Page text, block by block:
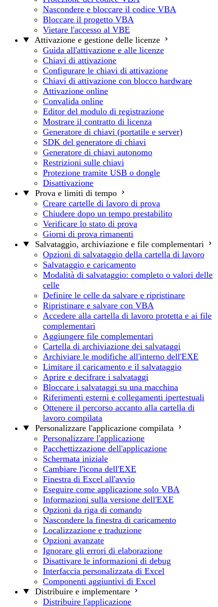
Nascondere e bloccare il codice VBA
Bloccare il progetto VBA
Vietare l'accesso al VBE
Attivazione e gestione delle licenze
Guida all'attivazione e alle licenze
Chiavi di attivazione
Configurare le chiavi di attivazione
Chiavi di attivazione con blocco hardware
Attivazione online
Convalida online
Editor del modulo di registrazione
Mostrare il contratto di licenza
Generatore di chiavi (portatile e server)
SDK del generatore di chiavi
Generatore di chiavi autonomo
Restrizioni sulle chiavi
Protezione tramite USB o dongle
Disattivazione
Prova e limiti di tempo
Creare cartelle di lavoro di prova
Chiudere dopo un tempo prestabilito
Verificare lo stato di prova
Giorni di prova rimanenti
Salvataggio, archiviazione e file complementari
Opzioni di salvataggio della cartella di lavoro
Salvataggio e caricamento
Modalità di salvataggio: completo o valori delle
celle
Definire le celle da salvare e ripristinare
Ripristinare e salvare con VBA
Accedere alla cartella di lavoro protetta e ai file
complementari
Aggiungere file complementari
Cartella di archiviazione dei salvataggi
Archiviare le modifiche all'interno dell'EXE
Limitare il caricamento e il salvataggio
Aprire e decifrare i salvataggi
Bloccare i salvataggi su una macchina
Riferimenti esterni e collegamenti ipertestuali
Ottenere il percorso accanto alla cartella di
lavoro compilata
Personalizzare l'applicazione compilata
Personalizzare l'applicazione
Pacchettizzazione dell'applicazione
Schermata iniziale
Cambiare l'icona dell'EXE
Finestra di Excel all'avvio
Eseguire come applicazione solo VBA
Informazioni sulla versione dell'EXE
Opzioni da riga di comando
Nascondere la finestra di caricamento
Localizzazione e traduzione
Opzioni avanzate
Ignorare gli errori di elaborazione
Disattivare le informazioni di debug
Interfaccia personalizzata di Excel
Componenti aggiuntivi di Excel
Distribuire e implementare
Distribuire l'applicazione